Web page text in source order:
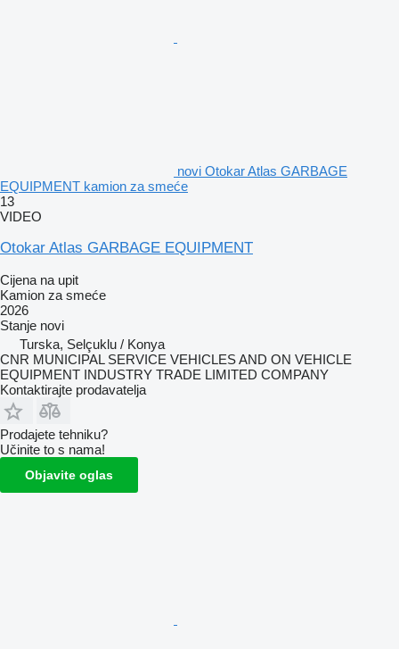
novi Otokar Atlas GARBAGE
EQUIPMENT kamion za smeće
13
VIDEO
Otokar Atlas GARBAGE EQUIPMENT
Cijena na upit
Kamion za smeće
2026
Stanje novi
Turska, Selçuklu / Konya
CNR MUNICIPAL SERVICE VEHICLES AND ON VEHICLE
EQUIPMENT INDUSTRY TRADE LIMITED COMPANY
Kontaktirajte prodavatelja
Prodajete tehniku?
Učinite to s nama!
Objavite oglas